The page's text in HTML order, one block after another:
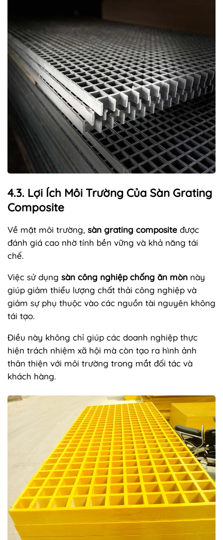
4.3. Lợi Ích Môi Trường Của Sàn Grating
Composite
Về mặt môi trường, sàn grating composite được
đánh giá cao nhờ tính bền vững và khả năng tái
chế.
Việc sử dụng sàn công nghiệp chống ăn mòn này
giúp giảm thiểu lượng chất thải công nghiệp và
giảm sự phụ thuộc vào các nguồn tài nguyên không
tái tạo.
Điều này không chỉ giúp các doanh nghiệp thực
hiện trách nhiệm xã hội mà còn tạo ra hình ảnh
thân thiện với môi trường trong mắt đối tác và
khách hàng.